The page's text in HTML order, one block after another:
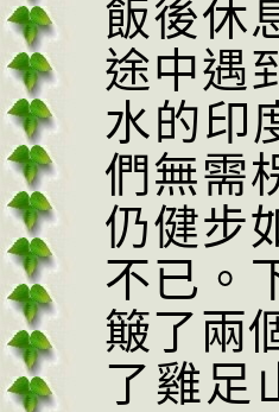
飯後休
途中遇
水的印
們無需
仍健步
不已。
簸了兩
了雞足